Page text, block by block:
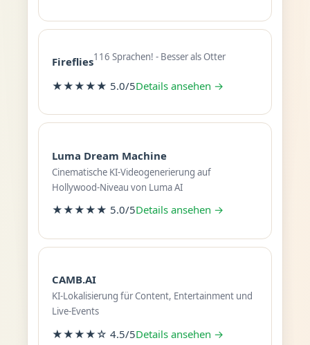
Fireflies116 Sprachen! - Besser als Otter
★★★★★ 5.0/5Details ansehen →
Luma Dream Machine
Cinematische KI-Videogenerierung auf
Hollywood-Niveau von Luma AI
★★★★★ 5.0/5Details ansehen →
CAMB.AI
KI-Lokalisierung für Content, Entertainment und
Live-Events
★★★★☆ 4.5/5Details ansehen →